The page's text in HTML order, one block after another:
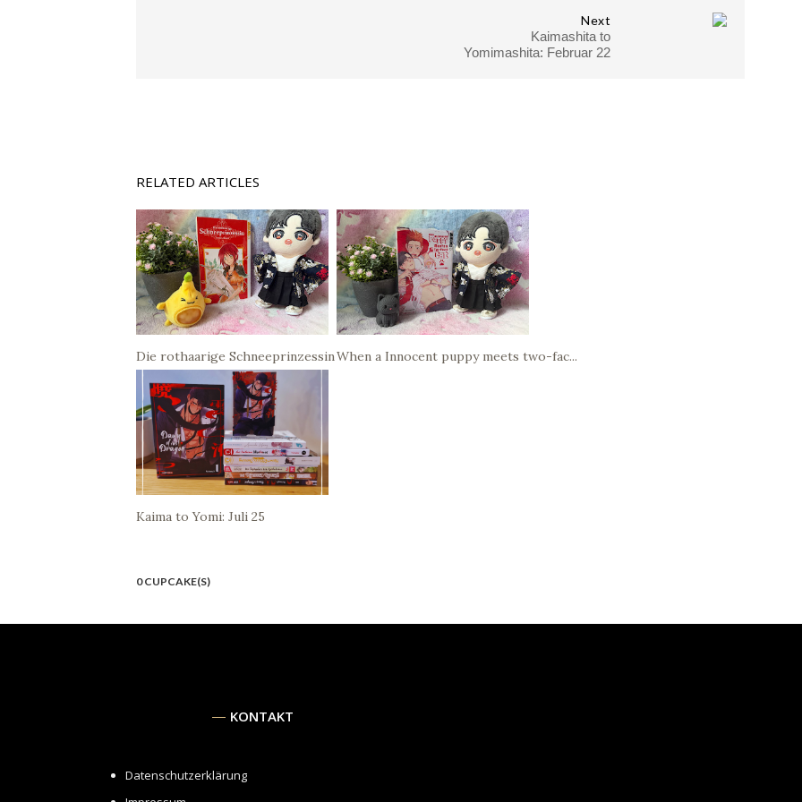
Next
Kaimashita to
Yomimashita: Februar 22
RELATED ARTICLES
Die rothaarige SchneeprinzessinWhen a Innocent puppy meets two-fac...
Kaima to Yomi: Juli 25
0 CUPCAKE(S)
KONTAKT
Datenschutzerklärung